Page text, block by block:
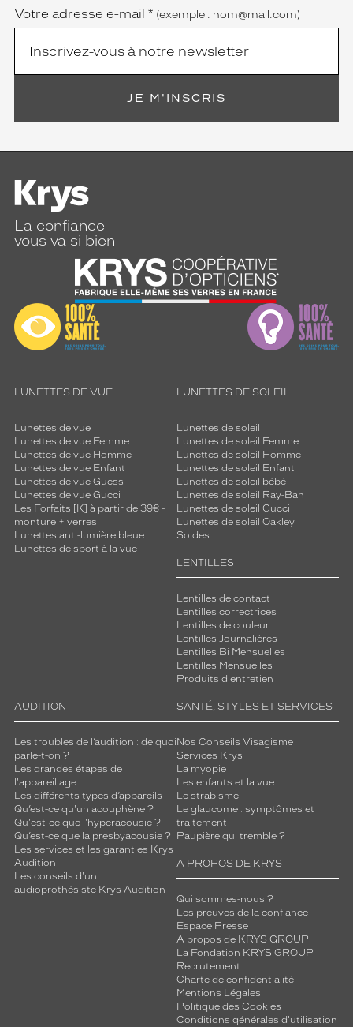
Votre adresse e-mail * (exemple : nom@mail.com)
JE M'INSCRIS
La confiance
vous va si bien
LUNETTES DE VUE
Lunettes de vue
Lunettes de vue Femme
Lunettes de vue Homme
Lunettes de vue Enfant
Lunettes de vue Guess
Lunettes de vue Gucci
Les Forfaits [K] à partir de 39€ -
monture + verres
Lunettes anti-lumière bleue
Lunettes de sport à la vue
LUNETTES DE SOLEIL
Lunettes de soleil
Lunettes de soleil Femme
Lunettes de soleil Homme
Lunettes de soleil Enfant
Lunettes de soleil bébé
Lunettes de soleil Ray-Ban
Lunettes de soleil Gucci
Lunettes de soleil Oakley
Soldes
LENTILLES
Lentilles de contact
Lentilles correctrices
Lentilles de couleur
Lentilles Journalières
Lentilles Bi Mensuelles
Lentilles Mensuelles
Produits d'entretien
AUDITION
Les troubles de l’audition : de quoi
parle-t-on ?
Les grandes étapes de
l'appareillage
Les différents types d’appareils
Qu’est-ce qu'un acouphène ?
Qu'est-ce que l'hyperacousie ?
Qu’est-ce que la presbyacousie ?
Les services et les garanties Krys
Audition
Les conseils d'un
audioprothésiste Krys Audition
SANTÉ, STYLES ET SERVICES
Nos Conseils Visagisme
Services Krys
La myopie
Les enfants et la vue
Le strabisme
Le glaucome : symptômes et
traitement
Paupière qui tremble ?
A PROPOS DE KRYS
Qui sommes-nous ?
Les preuves de la confiance
Espace Presse
A propos de KRYS GROUP
La Fondation KRYS GROUP
Recrutement
Charte de confidentialité
Mentions Légales
Politique des Cookies
Conditions générales d'utilisation